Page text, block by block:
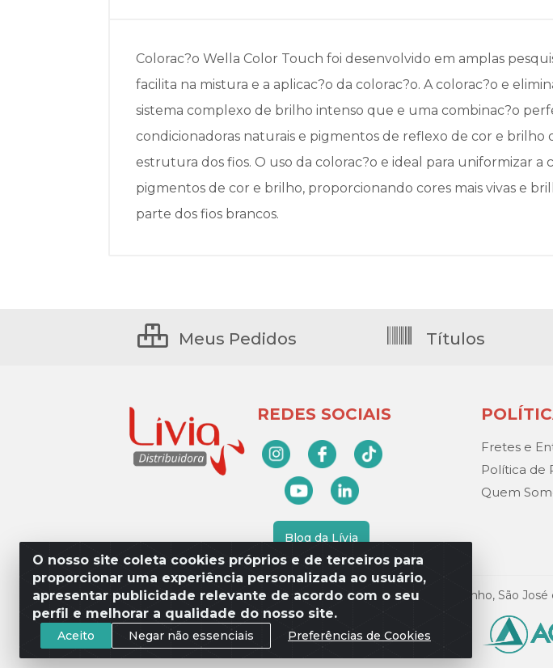
Colorac?o Wella Color Touch foi desenvolvido em amplas
facilita na mistura e a aplicac?o da colorac?o. A colorac?o e
sistema complexo de brilho intenso que e uma combinac?o
condicionadoras naturais e pigmentos de reflexo de cor e
estrutura dos fios. O uso da colorac?o e ideal para uniformizar
pigmentos de cor e brilho, proporcionando cores mais vivas e
parte dos fios brancos.
O nosso site coleta cookies próprios e de terceiros para
proporcionar uma experiência personalizada ao usuário,
apresentar publicidade relevante de acordo com o seu
perfil e melhorar a qualidade do nosso site.
Aceito Negar não essenciais Preferências de Cookies
Meus Pedidos Títulos
REDES SOCIAIS
Blog da Lívia
Fretes e
Política de
Quem
Lívia Distribuidora - Av. Percy Gandini, 329 – Vila Toninho, São